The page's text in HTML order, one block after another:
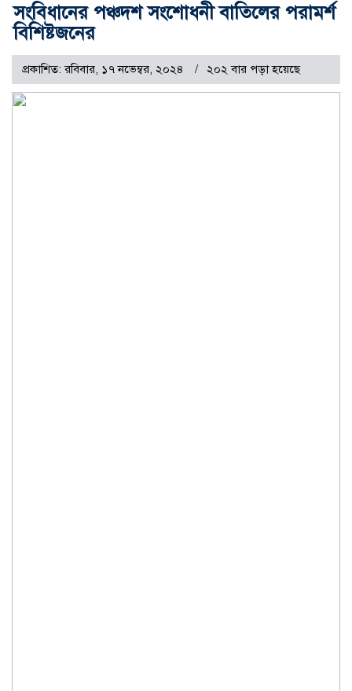
সংবিধানের পঞ্চদশ সংশোধনী বাতিলের পরামর্শ
বিশিষ্টজনের
প্রকাশিত: রবিবার, ১৭ নভেম্বর, ২০২৪ ২০২ বার পড়া হয়েছে